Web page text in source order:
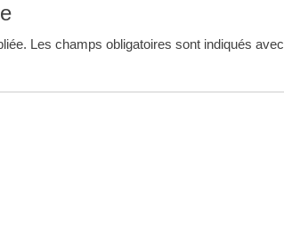
Les champs obligatoires sont indiqués avec